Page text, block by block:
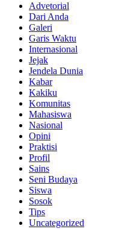
Advetorial
Dari Anda
Galeri
Garis Waktu
Internasional
Jejak
Jendela Dunia
Kabar
Kakiku
Komunitas
Mahasiswa
Nasional
Opini
Praktisi
Profil
Sains
Seni Budaya
Siswa
Sosok
Tips
Uncategorized